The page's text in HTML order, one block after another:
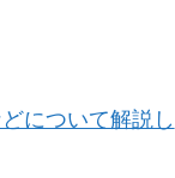
について解説し